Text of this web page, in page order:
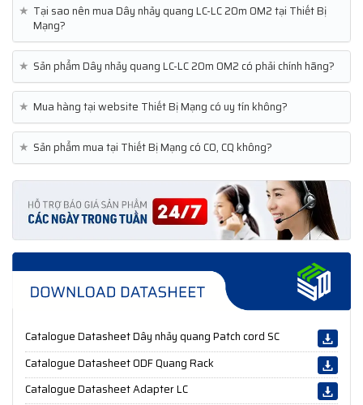
★ Tại sao nên mua Dây nhảy quang LC-LC 20m OM2 tại Thiết Bị
Mạng?
★ Sản phẩm Dây nhảy quang LC-LC 20m OM2 có phải chính hãng?
★ Mua hàng tại website Thiết Bị Mạng có uy tín không?
★ Sản phẩm mua tại Thiết Bị Mạng có CO, CQ không?
Catalogue Datasheet Dây nhảy quang Patch cord SC
Catalogue Datasheet ODF Quang Rack
Catalogue Datasheet Adapter LC